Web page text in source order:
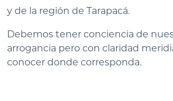
y de la región de Tarapacá.
Debemos tener conciencia de
arrogancia pero con claridad
conocer donde corresponda.